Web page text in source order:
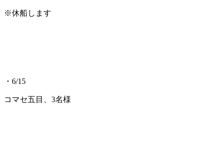
※休船します
・6/15
コマセ五目、3名様